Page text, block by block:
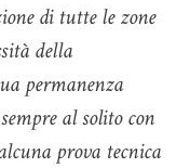
di tutte le zone
della
permanenza
al solito con
prova tecnica